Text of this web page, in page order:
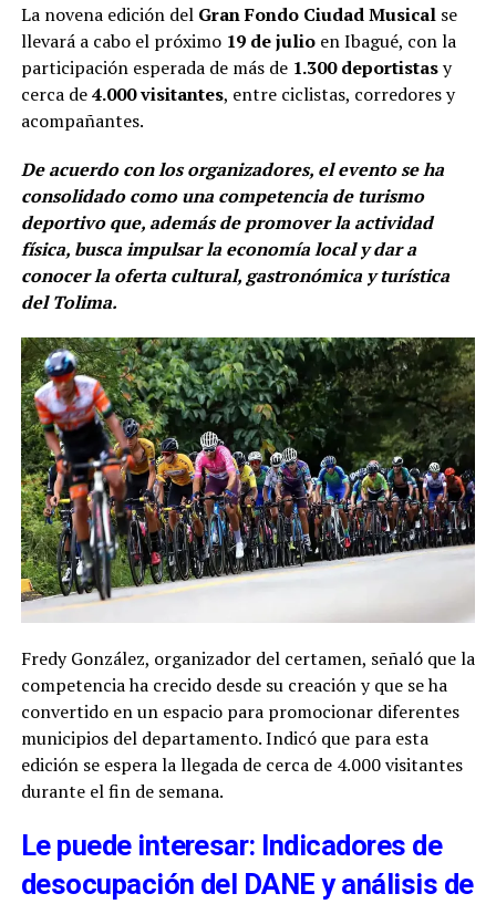
La novena edición del Gran Fondo Ciudad Musicalse
llevará a cabo el próximo 19 de julioen Ibagué, con la
participación esperada de más de 1.300 deportistasy
cerca de4.000 visitantes, entre ciclistas, corredores y
acompañantes.
De acuerdo con los organizadores, el evento se ha
consolidado como una competencia de turismo
deportivo que, además de promover la actividad
física, busca impulsar la economía local y dar a
conocer la oferta cultural, gastronómica y turística
del Tolima.
Fredy González, organizador del certamen, señaló que la
competencia ha crecido desde su creación y que se ha
convertido en un espacio para promocionar diferentes
municipios del departamento. Indicó que para esta
edición se espera la llegada de cerca de 4.000 visitantes
durante el fin de semana.
Le puede interesar: Indicadores de
desocupación del DANE y análisis de